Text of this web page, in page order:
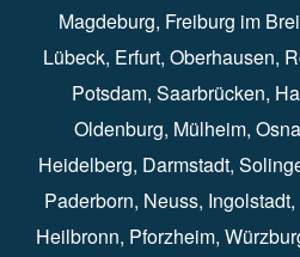
Magdeburg⁠, Freiburg im
Lübeck⁠, Erfurt⁠, Oberhausen⁠⁠,
Potsdam⁠, Saarbrücken⁠⁠,
Oldenburg⁠, Mülheim⁠,
Heidelberg⁠, Darmstadt⁠⁠,
Paderborn⁠, Neuss⁠, Ingolstadt⁠,
Heilbronn⁠, Pforzheim⁠,